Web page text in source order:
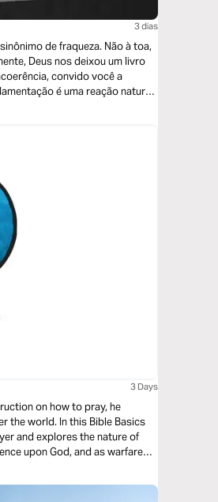
3 dias
de fraqueza. Não à toa,
Deus nos deixou um livro
convido você a
é uma reação natural
3 Days
on how to pray, he
the world. In this Bible Basics
and explores the nature of
upon God, and as warfare